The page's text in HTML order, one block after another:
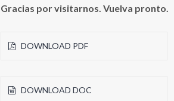
Gracias por visitarnos. Vuelva pronto.
DOWNLOAD PDF
DOWNLOAD DOC